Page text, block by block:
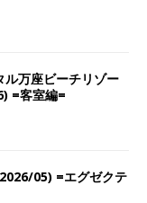
万座ビーチリゾー
=客室編=
05) =エグゼクテ